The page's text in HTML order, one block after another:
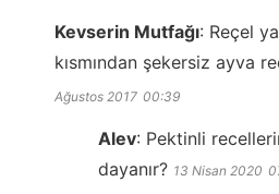
Kevserin Mutfağı: Reçel
kısmından şekersiz ayva
Ağustos 2017 00:39
Alev: Pektinli
dayanır? 13 Nisan 2020